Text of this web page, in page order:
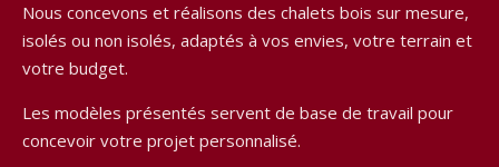
Nous concevons et réalisons des chalets bois sur mesure,
isolés ou non isolés, adaptés à vos envies, votre terrain et
votre budget.
Les modèles présentés servent de base de travail pour
concevoir votre projet personnalisé.